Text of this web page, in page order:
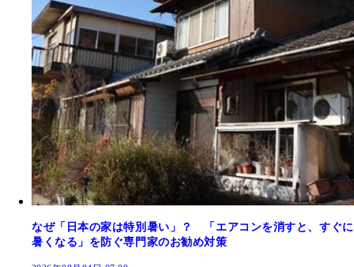
なぜ「日本の家は特別暑い」？ 「エアコンを消すと、すぐに
暑くなる」を防ぐ専門家のお勧め対策